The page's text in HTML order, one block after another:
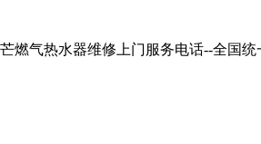
燃气热水器维修上门服务电话--全国